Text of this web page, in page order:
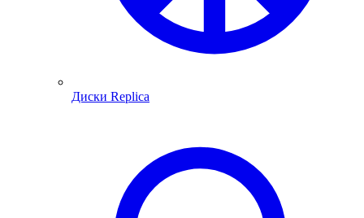
Диски Replica